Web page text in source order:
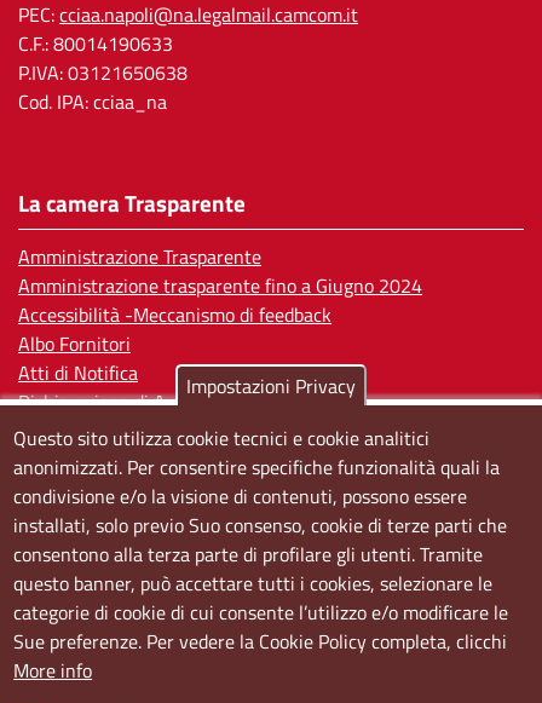
PEC:cciaa.napoli@na.legalmail.camcom.it
C.F.: 80014190633
P.IVA: 03121650638
Cod. IPA: cciaa_na
La camera Trasparente
Amministrazione Trasparente
Amministrazione trasparente fino a Giugno 2024
Accessibilità -Meccanismo di feedback
Albo Fornitori
Atti di Notifica
Dichiarazione di Accessibilità
Sedi e orari
Sede Centrale:
Via S. Aspreno, 2, 80133 Napoli NA
Sede Secondaria:
Corso Meridionale, 58 80143 Napoli NA
Orari
Impostazioni Privacy
Questo sito utilizza cookie tecnici e cookie analitici
anonimizzati. Per consentire specifiche funzionalità quali la
condivisione e/o la visione di contenuti, possono essere
installati, solo previo Suo consenso, cookie di terze parti che
consentono alla terza parte di profilare gli utenti. Tramite
questo banner, può accettare tutti i cookies, selezionare le
categorie di cookie di cui consente l’utilizzo e/o modificare le
Sue preferenze. Per vedere la Cookie Policy completa, clicchi
More info